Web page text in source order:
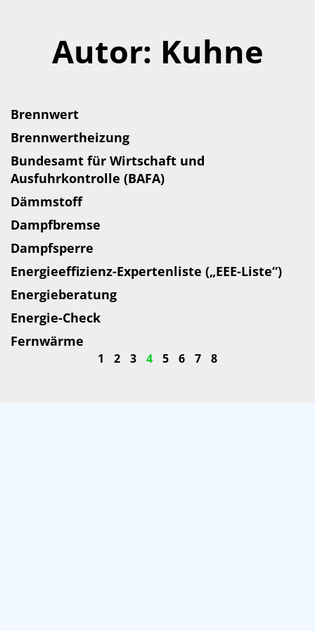
Autor: Kuhne
Brennwert
Brennwertheizung
Bundesamt für Wirtschaft und
Ausfuhrkontrolle (BAFA)
Dämmstoff
Dampfbremse
Dampfsperre
Energieeffizienz-Expertenliste („EEE-Liste“)
Energieberatung
Energie-Check
Fernwärme
1 2 3 4 5 6 7 8